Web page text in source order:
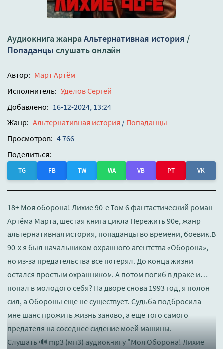
Аудиокнига жанра Альтернативная история /
Попаданцы слушать онлайн
Автор: Март Артём
Исполнитель: Уделов Сергей
Добавлено: 16-12-2024, 13:24
Жанр: Альтернативная история / Попаданцы
Просмотров: 4 766
Поделиться:
TG FB TW WA VB PT VK
18+ Моя оборона! Лихие 90-е Том 6 фантастический роман
Артёма Марта, шестая книга цикла Пережить 90е, жанр
альтернативная история, попаданцы во времени, боевик.В
90-х я был начальником охранного агентства «Оборона»,
но из-за предательства все потерял. До конца жизни
остался простым охранником. А потом погиб в драке и…
попал в молодого себя? На дворе снова 1993 год, я полон
сил, а Обороны еще не существует. Судьба подбросила
мне шанс прожить жизнь заново, а еще того самого
предателя на соседнее сидение моей машины.
Слушать 🔊 mp3 (мп3) аудиокнигу "Моя Оборона! Лихие